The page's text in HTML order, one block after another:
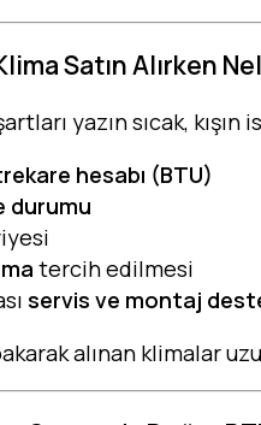
Satın Alırken
yazın sıcak,
hesabı (BTU)
durumu
tercih edilmesi
servis ve montaj
alınan klimalar